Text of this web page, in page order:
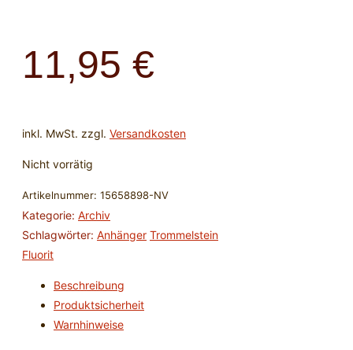
11,95 €
inkl. MwSt. zzgl. Versandkosten
Nicht vorrätig
Artikelnummer: 15658898-NV
Kategorie: Archiv
Schlagwörter: Anhänger Trommelstein
Fluorit
Beschreibung
Produktsicherheit
Warnhinweise